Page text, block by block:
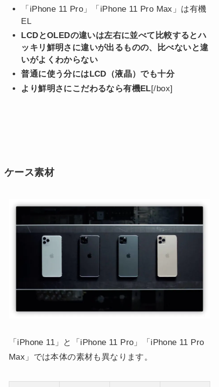
「iPhone 11 Pro」「iPhone 11 Pro Max」は有機
EL
LCDとOLEDの違いは左右に並べて比較するとハ
ッキリ鮮明さに違いが出るものの、比べないと違
いがよくわからない
普通に使う分にはLCD（液晶）でも十分
より鮮明さにこだわるなら有機EL[/box]
ケース素材
「iPhone 11」と「iPhone 11 Pro」「iPhone 11 Pro
Max」では本体の素材も異なります。